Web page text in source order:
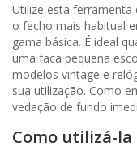
Utilize esta
o fecho mais habitual
gama básica. É ideal
uma faca pequena
modelos vintage e
sua utilização. Como
vedação de fundo
Como utilizá-la